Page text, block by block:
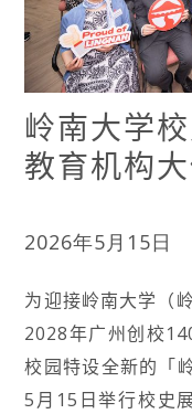
岭南大学
教育机构
2026年5月15日
为迎接岭南大学（
2028年广州创校
校园特设全新的「
5月15日举行校史